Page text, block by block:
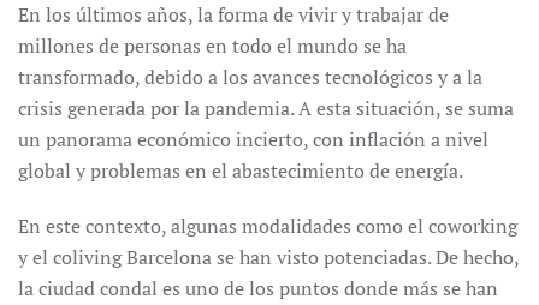
En los últimos años, la forma de vivir y trabajar de
millones de personas en todo el mundo se ha
transformado, debido a los avances tecnológicos y a la
crisis generada por la pandemia. A esta situación, se suma
un panorama económico incierto, con inflación a nivel
global y problemas en el abastecimiento de energía.
En este contexto, algunas modalidades como el coworking
y el coliving Barcelona se han visto potenciadas. De hecho,
la ciudad condal es uno de los puntos donde más se han